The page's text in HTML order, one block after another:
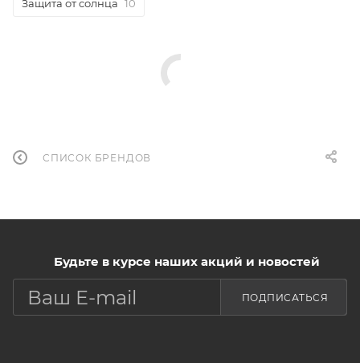
Защита от солнца 10
СПИСОК БРЕНДОВ
Будьте в курсе наших акций и новостей
ПОДПИСАТЬСЯ